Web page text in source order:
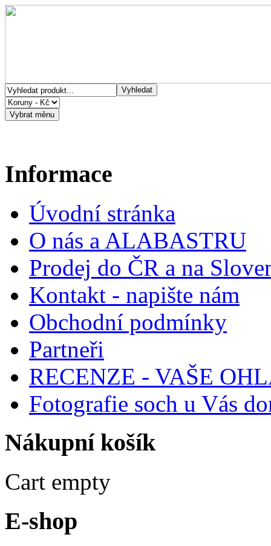
Informace
Úvodní stránka
O nás a ALABASTRU
Prodej do ČR a na
Kontakt - napište nám
Obchodní podmínky
Partneři
RECENZE - VAŠE
Fotografie soch u Vás
Nákupní košík
Cart empty
E-shop